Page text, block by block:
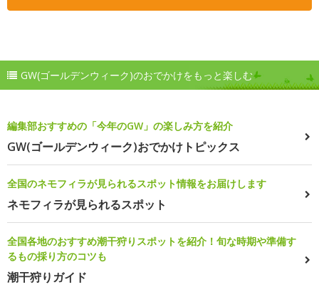
GW(ゴールデンウィーク)のおでかけをもっと楽しむ
編集部おすすめの「今年のGW」の楽しみ方を紹介
GW(ゴールデンウィーク)おでかけトピックス
全国のネモフィラが見られるスポット情報をお届けします
ネモフィラが見られるスポット
全国各地のおすすめ潮干狩りスポットを紹介！旬な時期や準備す
るもの採り方のコツも
潮干狩りガイド